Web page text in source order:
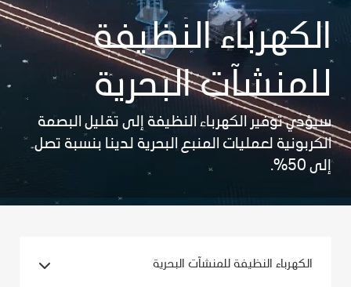
الكهرباء النظيفة
للمنشآت البحرية
سيؤدي توفير الكهرباء النظيفة إلى تقليل البصمة
الكربونية لعمليات المنبع البحرية لدينا بنسبة تصل
إلى 50%.
الكهرباء النظيفة للمنشآت البحرية